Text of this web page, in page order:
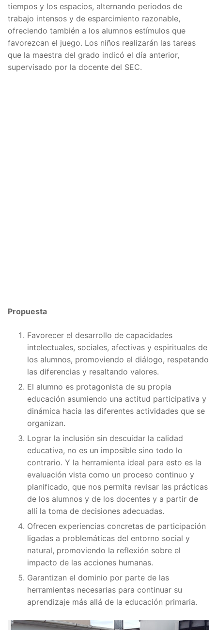
tiempos y los espacios, alternando periodos de
trabajo intensos y de esparcimiento razonable,
ofreciendo también a los alumnos estímulos que
favorezcan el juego. Los niños realizarán las tareas
que la maestra del grado indicó el día anterior,
supervisado por la docente del SEC.
Propuesta
Favorecer el desarrollo de capacidades
intelectuales, sociales, afectivas y espirituales de
los alumnos, promoviendo el diálogo, respetando
las diferencias y resaltando valores.
El alumno es protagonista de su propia
educación asumiendo una actitud participativa y
dinámica hacia las diferentes actividades que se
organizan.
Lograr la inclusión sin descuidar la calidad
educativa, no es un imposible sino todo lo
contrario. Y la herramienta ideal para esto es la
evaluación vista como un proceso continuo y
planificado, que nos permita revisar las prácticas
de los alumnos y de los docentes y a partir de
allí la toma de decisiones adecuadas.
Ofrecen experiencias concretas de participación
ligadas a problemáticas del entorno social y
natural, promoviendo la reflexión sobre el
impacto de las acciones humanas.
Garantizan el dominio por parte de las
herramientas necesarias para continuar su
aprendizaje más allá de la educación primaria.